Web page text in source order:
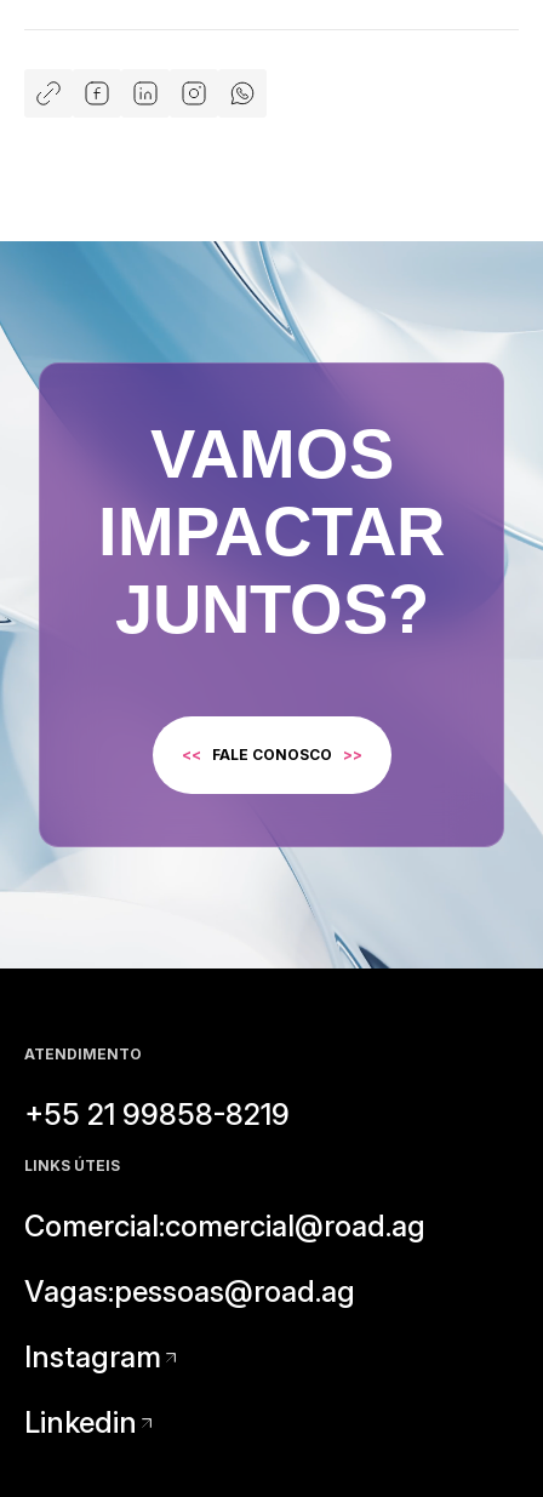
VAMOS
IMPACTAR
JUNTOS?
<< FALE CONOSCO >>
ATENDIMENTO
+55 21 99858-8219
LINKS ÚTEIS
Comercial:comercial@road.ag
Vagas:pessoas@road.ag
Instagram
Linkedin